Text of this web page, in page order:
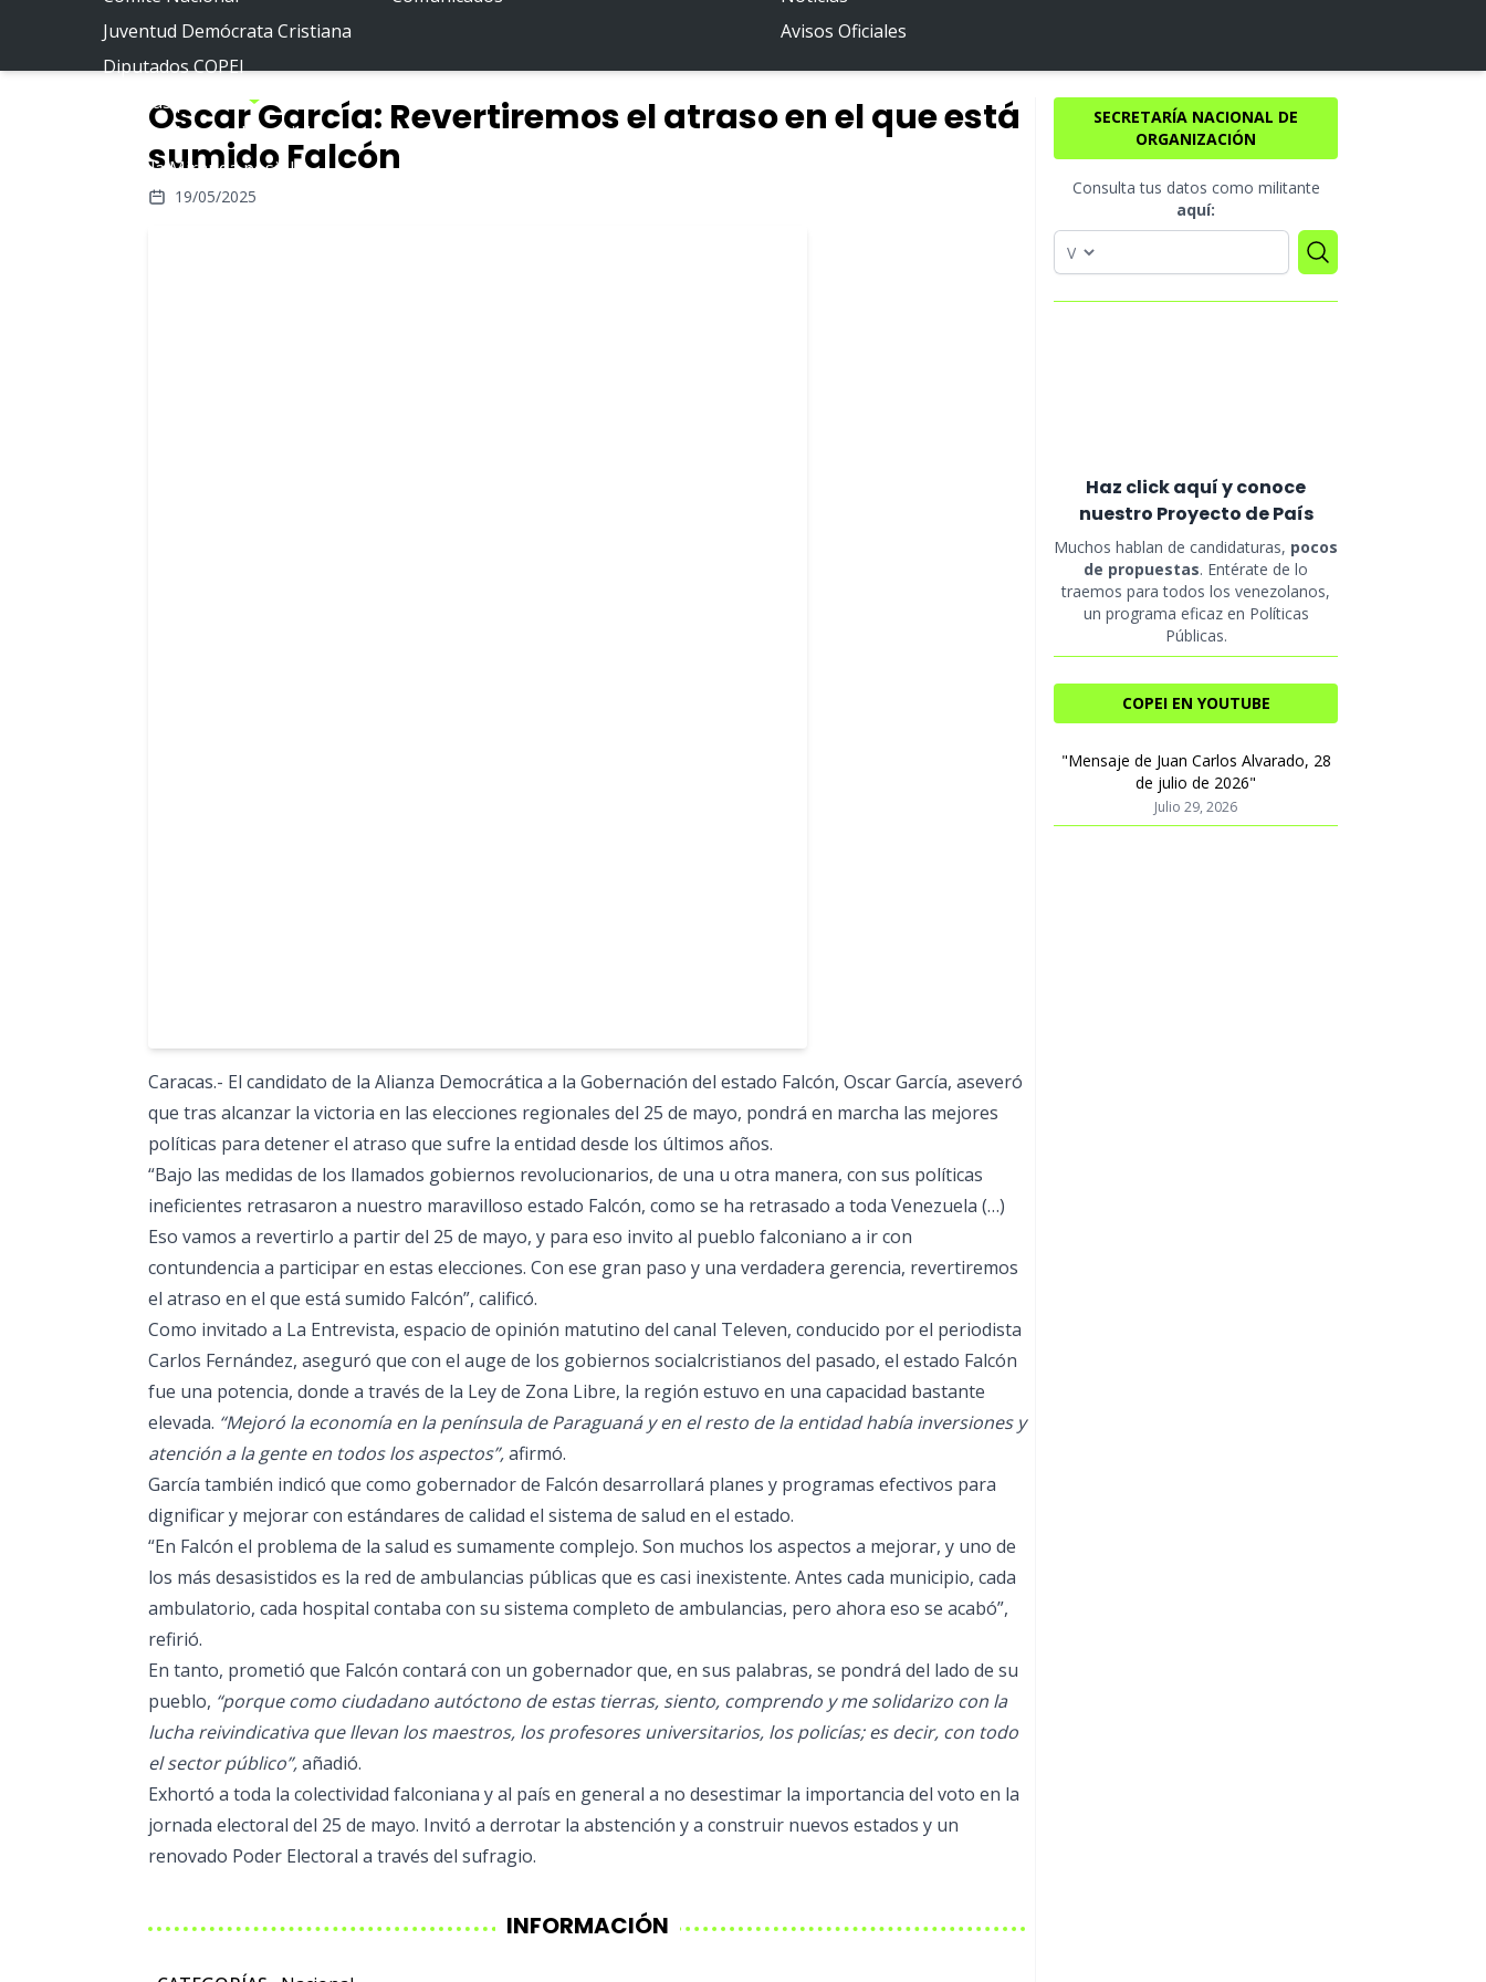
Juventud Demócrata Cristiana
Diputados COPEI
Políticas públicas
Por la Venezuela posible
Por la Miranda posible
Avisos Oficiales
Oscar García: Revertiremos el atraso en el que está
sumido Falcón
19/05/2025
Caracas.- El candidato de la Alianza Democrática a la Gobernación del estado Falcón, Oscar García, aseveró
que tras alcanzar la victoria en las elecciones regionales del 25 de mayo, pondrá en marcha las mejores
políticas para detener el atraso que sufre la entidad desde los últimos años.
“Bajo las medidas de los llamados gobiernos revolucionarios, de una u otra manera, con sus políticas
ineficientes retrasaron a nuestro maravilloso estado Falcón, como se ha retrasado a toda Venezuela (…)
Eso vamos a revertirlo a partir del 25 de mayo, y para eso invito al pueblo falconiano a ir con
contundencia a participar en estas elecciones. Con ese gran paso y una verdadera gerencia, revertiremos
el atraso en el que está sumido Falcón”, calificó.
Como invitado a La Entrevista, espacio de opinión matutino del canal Televen, conducido por el periodista
Carlos Fernández, aseguró que con el auge de los gobiernos socialcristianos del pasado, el estado Falcón
fue una potencia, donde a través de la Ley de Zona Libre, la región estuvo en una capacidad bastante
elevada. “Mejoró la economía en la península de Paraguaná y en el resto de la entidad había inversiones y
atención a la gente en todos los aspectos”,afirmó.
García también indicó que como gobernador de Falcón desarrollará planes y programas efectivos para
dignificar y mejorar con estándares de calidad el sistema de salud en el estado.
“En Falcón el problema de la salud es sumamente complejo. Son muchos los aspectos a mejorar, y uno de
los más desasistidos es la red de ambulancias públicas que es casi inexistente. Antes cada municipio, cada
ambulatorio, cada hospital contaba con su sistema completo de ambulancias, pero ahora eso se acabó”,
refirió.
En tanto, prometió que Falcón contará con un gobernador que, en sus palabras, se pondrá del lado de su
pueblo, “porque como ciudadano autóctono de estas tierras, siento, comprendo y me solidarizo con la
lucha reivindicativa que llevan los maestros, los profesores universitarios, los policías; es decir, con todo
el sector público”,añadió.
Exhortó a toda la colectividad falconiana y al país en general a no desestimar la importancia del voto en la
jornada electoral del 25 de mayo. Invitó a derrotar la abstención y a construir nuevos estados y un
renovado Poder Electoral a través del sufragio.
INFORMACIÓN
SECRETARÍA NACIONAL DE
ORGANIZACIÓN
Consulta tus datos como militante
aquí:
Haz click aquí y conoce
nuestro Proyecto de País
Muchos hablan de candidaturas, pocos
de propuestas. Entérate de lo
traemos para todos los venezolanos,
un programa eficaz en Políticas
Públicas.
COPEI EN YOUTUBE
"Mensaje de Juan Carlos Alvarado, 28
de julio de 2026"
Julio 29, 2026